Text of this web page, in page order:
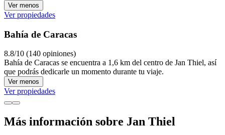
Ver menos
Ver propiedades
Bahía de Caracas
8.8/10 (140 opiniones)
Bahía de Caracas se encuentra a 1,6 km del centro de Jan Thiel, así
que podrás dedicarle un momento durante tu viaje.
Ver menos
Ver propiedades
Más información sobre Jan Thiel